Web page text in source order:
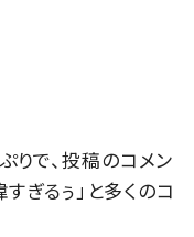
りで、投稿のコメン
すぎるぅ」と多くのコ